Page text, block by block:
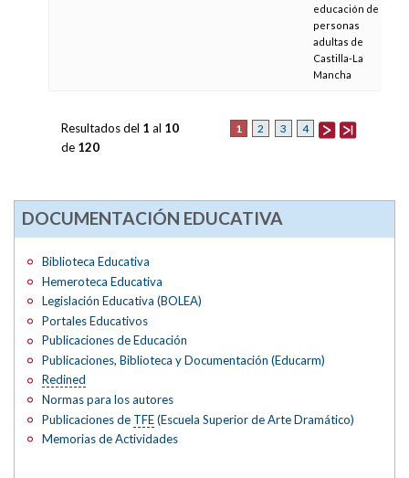
educación de
personas
adultas de
Castilla-La
Mancha
1 2 3 4
Resultados del 1 al 10
de 120
DOCUMENTACIÓN EDUCATIVA
Biblioteca Educativa
Hemeroteca Educativa
Legislación Educativa (BOLEA)
Portales Educativos
Publicaciones de Educación
Publicaciones, Biblioteca y Documentación (Educarm)
Redined
Normas para los autores
Publicaciones de TFE(Escuela Superior de Arte Dramático)
Memorias de Actividades